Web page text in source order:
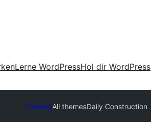
Lerne WordPressHol dir WordPress
ThemesAll themesDaily Construction